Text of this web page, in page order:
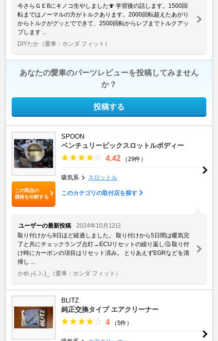
今さらＧＥ8にキノコ生やしました🍄 学習後の話します。1500回
転まではノーマルの方がトルクあります。2000回転超えたあがり
からトルクがグッとでできて、2500回転からレブまでトルクアッ
プします ...
DIYたか （愛車：ホンダ フィット）
あなたの愛車のパーツレビューを投稿してみません
か？
投稿する
この商品の
価格を比較する
SPOON
ベンチュリービックスロットルボディー
4.42 （29件）
吸気系 スロットル
このカテゴリの取付店を探す
ユーザーの最新投稿
2024年10月12日
取り付けから9日ほど経過しました。 取り付けから5日間は暖気完
了と共にチェックランプ点灯→ECUリセットの繰り返し🤔 取り付
け時にカーボンの項目はリセット済み。 とりあえずEGRなどを清
掃し ...
かめ┌(､ﾝ､)_
（愛車：ホンダ フィット）
BLITZ
純正交換タイプ エアクリーナー
4 （5件）